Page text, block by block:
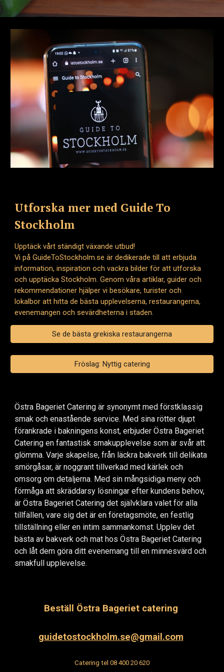
Utforska mer med Guide To
Stockholm
Upptäck vårt ständigt växande utbud!
Vi på GuideToStockholm.se är dedikerade till att erbjuda
information, inspiration och vackra bilder för att utforska
och upptäcka Stockholm. Genom våra artiklar, guider och
rekommendationer hjälper vi besökare, turister och
lokalbor att hitta de bästa upplevelserna, restaurangerna,
evenemangen och sevärdheterna i staden.
Se de bästa grekiska restaurangerna
Fröslag: Nyttig catering
Östra Bageriet Catering är synonymt med förstklassig
smak och enastående service. Med sina rötter djupt
förankrade i bakningens konst, erbjuder Östra Bageriet
Catering en fantastisk smakupplevelse som är svår att
glömma. Varje skapelse, från läckra bakverk till delikata
smörgåsar, är noggrant tillverkad med kärlek och
omsorg om detaljerna. Med sin mångsidiga meny och
förmåga att skräddarsy lösningar efter kundens behov,
är Östra Bageriet Catering det självklara valet för alla
tillfällen, vare sig det är en företagsmöte, en festlig
tillställning eller en intim sammankomst. Upplev det
bästa av bakverk och mat hos Östra Bageriet Catering
och låt dem göra ditt evenemang till en minnesvärd och
smakfull upplevelse.
Beställ Östra Bageriet catering
guidetostockholm.se@gmail.com
Catering tel 08 400 20 620